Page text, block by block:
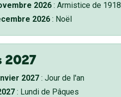
2026: Armistice de 1918
2026: Noël
2027
2027: Jour de l'an
: Lundi de Pâques